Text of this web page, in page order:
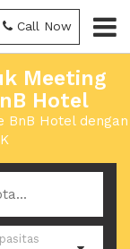
Call Now
Meeting
Hotel
BnB Hotel dengan